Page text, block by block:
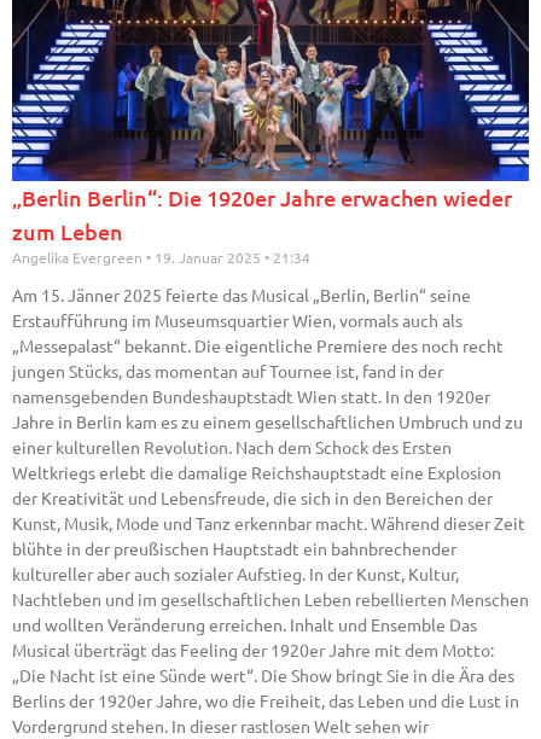
„Berlin Berlin“: Die 1920er Jahre erwachen wieder
zum Leben
Angelika Evergreen 19. Januar 2025 21:34
Am 15. Jänner 2025 feierte das Musical „Berlin, Berlin“ seine
Erstaufführung im Museumsquartier Wien, vormals auch als
„Messepalast“ bekannt. Die eigentliche Premiere des noch recht
jungen Stücks, das momentan auf Tournee ist, fand in der
namensgebenden Bundeshauptstadt Wien statt. In den 1920er
Jahre in Berlin kam es zu einem gesellschaftlichen Umbruch und zu
einer kulturellen Revolution. Nach dem Schock des Ersten
Weltkriegs erlebt die damalige Reichshauptstadt eine Explosion
der Kreativität und Lebensfreude, die sich in den Bereichen der
Kunst, Musik, Mode und Tanz erkennbar macht. Während dieser Zeit
blühte in der preußischen Hauptstadt ein bahnbrechender
kultureller aber auch sozialer Aufstieg. In der Kunst, Kultur,
Nachtleben und im gesellschaftlichen Leben rebellierten Menschen
und wollten Veränderung erreichen. Inhalt und Ensemble Das
Musical überträgt das Feeling der 1920er Jahre mit dem Motto:
„Die Nacht ist eine Sünde wert“. Die Show bringt Sie in die Ära des
Berlins der 1920er Jahre, wo die Freiheit, das Leben und die Lust in
Vordergrund stehen. In dieser rastlosen Welt sehen wir